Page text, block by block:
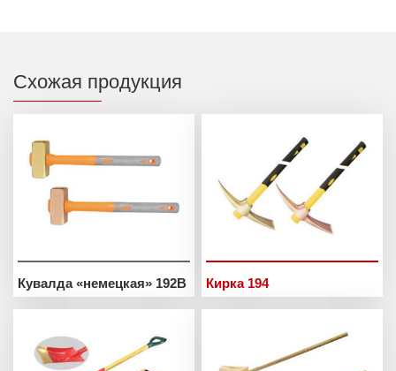
Схожая продукция
Кувалда «немецкая» 192B Кирка 194